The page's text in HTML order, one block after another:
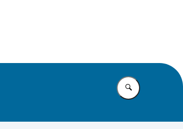
Vul in wat u